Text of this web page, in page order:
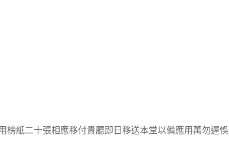
榜紙二十張相應移付貴廳即日移送本堂以備應用萬勿遲悞